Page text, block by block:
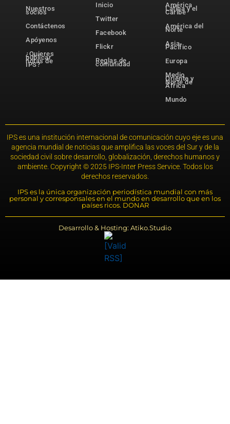
Nuestros
socios
Contáctenos
Apóyenos
¿Quieres
publicar
notas de
IPS?
Inicio
Twitter
Facebook
Flickr
Reglas de
comunidad
América
Latina y el
Caribe
América del
Norte
Asia-
Pacífico
Europa
Medio
Oriente y
Norte de
África
Mundo
IPS es una institución internacional de comunicación cuyo eje es una
agencia mundial de noticias que amplifica las voces del Sur y de la
sociedad civil sobre desarrollo, globalización, derechos humanos y
ambiente. Copyright © 2025 IPS-Inter Press Service. Todos los
derechos reservados.
IPS es la única organización periodística mundial con más
personal y corresponsales en el mundo en desarrollo que en los
países ricos. DONAR
Desarrollo & Hosting: Atiko.Studio